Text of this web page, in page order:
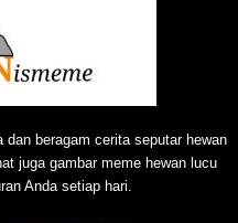
dan beragam cerita seputar hewan
juga gambar meme hewan lucu
Anda setiap hari.